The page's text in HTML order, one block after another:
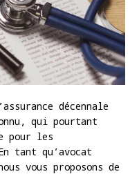
décennale
qui pourtant
pour les
tant qu’avocat
vous proposons de